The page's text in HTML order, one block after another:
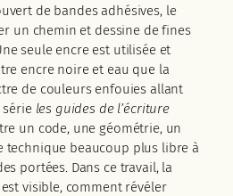
de bandes adhésives, le
un chemin et dessine de fines
seule encre est utilisée et
encre noire et eau que la
de couleurs enfouies allant
série les guides de l’écriture
un code, une géométrie, un
technique beaucoup plus libre à
portées. Dans ce travail, la
visible, comment révéler